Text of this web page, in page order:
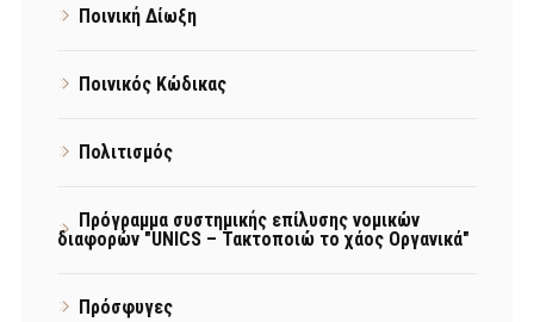
Ποινική Δίωξη
Ποινικός Κώδικας
Πολιτισμός
Πρόγραμμα συστημικής επίλυσης νομικών
διαφορών "UNICS – Τακτοποιώ το χάος Οργανικά"
Πρόσφυγες